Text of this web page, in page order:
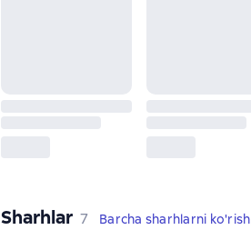
Sharhlar 7 sharhlar
7 Barcha sharhlarni ko'rish